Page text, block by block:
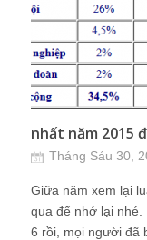
nhất năm 2015
Tháng Sáu 30,
Giữa năm xem lại
qua để nhớ lại nhé.
6 rồi, mọi người đã